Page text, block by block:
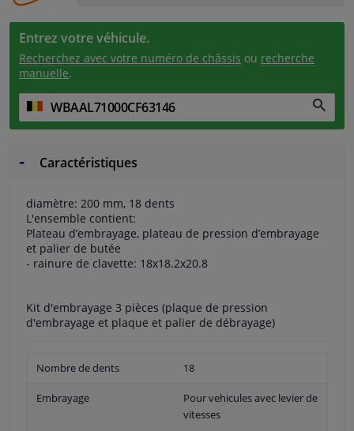
Entrez votre véhicule.
Recherchez avec votre numéro de châssis ou recherche
manuelle.
Caractéristiques
diamètre: 200 mm, 18 dents
L'ensemble contient:
Plateau d’embrayage, plateau de pression d’embrayage
et palier de butée
- rainure de clavette: 18x18.2x20.8
Kit d'embrayage 3 pièces (plaque de pression
d'embrayage et plaque et palier de débrayage)
Nombre de dents 18
Embrayage
Pour vehicules avec levier de
vitesses